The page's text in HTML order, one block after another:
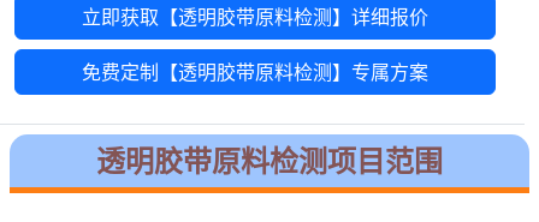
立即获取【透明胶带原料检测】详细报价
免费定制【透明胶带原料检测】专属方案
透明胶带原料检测项目范围